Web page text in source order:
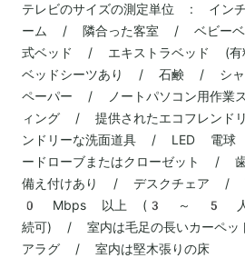
テレビのサイズの測定単位 : イ
ーム / 隣合った客室 / ベビー
式ベッド / エキストラベッド (
ベッドシーツあり / 石鹸 / シャ
ペーパー / ノートパソコン用作
ィング / 提供されたエコフレン
ンドリーな洗面道具 / LED 電
ードローブまたはクローゼット /
備え付けあり / デスクチェ
0 Mbps 以上 (3 ～ 5 人
続可) / 室内は毛足の長いカーペ
アラグ / 室内は堅木張りの床